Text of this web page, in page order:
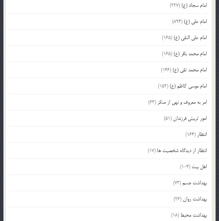
امام سجاد (ع)(227)
امام علی (ع)(894)
امام علی النقی (ع)(165)
امام محمد باقر (ع)(165)
امام محمد تقی (ع)(146)
امام موسی کاظم (ع)(152)
امر به معروف و نهی از منکر (63)
امور تربیتی فرزندان(51)
انتظار (164)
انتظار از دیدگاه شخصیت ها (17)
اهل بیت (104)
بهداشت جسم(73)
بهداشت روان(26)
بهداشت محیط (18)